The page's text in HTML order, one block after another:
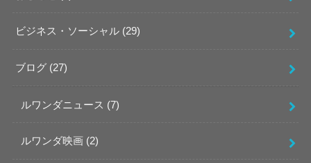
ビジネス・ソーシャル (29)
ブログ (27)
ルワンダニュース (7)
ルワンダ映画 (2)